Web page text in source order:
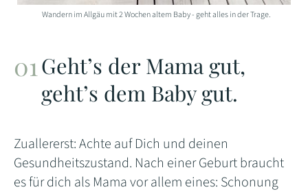
Wandern im Allgäu mit 2 Wochen altem Baby - geht alles in der Trage.
Geht’s der Mama gut,
geht’s dem Baby gut.
Zuallererst: Achte auf Dich und deinen
Gesundheitszustand. Nach einer Geburt braucht
es für dich als Mama vor allem eines: Schonung